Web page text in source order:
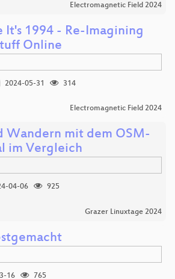
Electromagnetic Field 2024
It's 1994 - Re-Imagining
Online
2024-05-31
314
Electromagnetic Field 2024
Wandern mit dem OSM-
im Vergleich
04-06
925
Grazer Linuxtage 2024
16
765